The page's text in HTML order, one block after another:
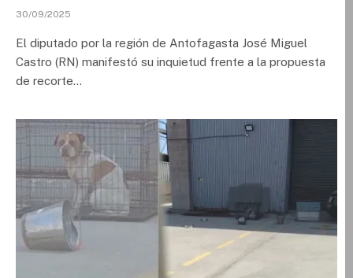
30/09/2025
El diputado por la región de Antofagasta José Miguel
Castro (RN) manifestó su inquietud frente a la propuesta
de recorte…